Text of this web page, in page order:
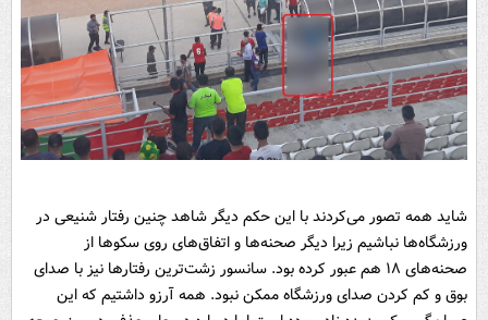
شاید همه تصور می‌کردند با این حکم دیگر شاهد چنین رفتار شنیعی در
ورزشگاه‌ها نباشیم زیرا دیگر صحنه‌ها و اتفاق‌های روی سکوها از
صحنه‌های ۱۸ هم عبور کرده بود. سانسور زشت‌ترین رفتارها نیز با صدای
بوق و کم کردن صدای ورزشگاه ممکن نبود. همه آرزو داشتیم که این